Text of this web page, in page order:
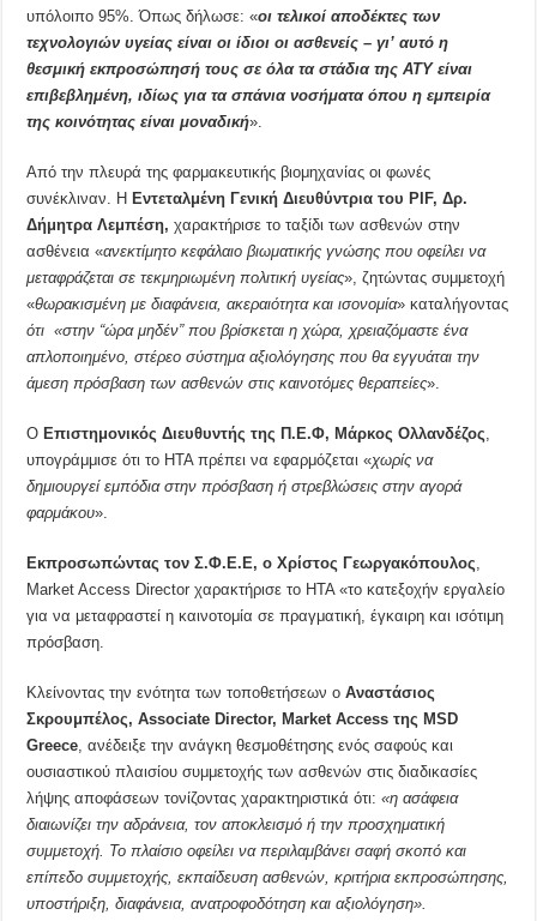
υπόλοιπο 95%. Όπως δήλωσε: «οι τελικοί αποδέκτες των
τεχνολογιών υγείας είναι οι ίδιοι οι ασθενείς – γι’ αυτό η
θεσμική εκπροσώπησή τους σε όλα τα στάδια της ΑΤΥ είναι
επιβεβλημένη, ιδίως για τα σπάνια νοσήματα όπου η εμπειρία
της κοινότητας είναι μοναδική».
Από την πλευρά της φαρμακευτικής βιομηχανίας οι φωνές
συνέκλιναν. ΗΕντεταλμένη Γενική Διευθύντρια τουPIF, Δρ.
Δήμητρα Λεμπέση,χαρακτήρισε το ταξίδι των ασθενών στην
ασθένεια «ανεκτίμητο κεφάλαιο βιωματικής γνώσης που οφείλει να
μεταφράζεται σε τεκμηριωμένη πολιτική υγείας», ζητώντας συμμετοχή
«θωρακισμένη με διαφάνεια, ακεραιότητα και ισονομία» καταλήγοντας
ότι «στην “ώρα μηδέν” που βρίσκεται η χώρα, χρειαζόμαστε ένα
απλοποιημένο, στέρεο σύστημα αξιολόγησης που θα εγγυάται την
άμεση πρόσβαση των ασθενών στις καινοτόμες θεραπείες».
ΟΕπιστημονικός Διευθυντής της Π.Ε.Φ, Μάρκος Ολλανδέζος
υπογράμμισε ότι το HTA πρέπει να εφαρμόζεται «χωρίς να
δημιουργεί εμπόδια στην πρόσβαση ή στρεβλώσεις στην αγορά
φαρμάκου».
Εκπροσωπώντας τον Σ.Φ.Ε.Ε, ο Χρίστος Γεωργακόπουλος
Market Access Director χαρακτήρισε το HTA «το κατεξοχήν εργαλείο
για να μεταφραστεί η καινοτομία σε πραγματική, έγκαιρη και ισότιμη
πρόσβαση.
Κλείνοντας την ενότητα των τοποθετήσεων οΑναστάσιος
Σκρουμπέλος,Associate Director,Market Access τηςMSD
Greece , ανέδειξε την ανάγκη θεσμοθέτησης ενός σαφούς και
ουσιαστικού πλαισίου συμμετοχής των ασθενών στις διαδικασίες
λήψης αποφάσεων τονίζοντας χαρακτηριστικά ότι: «η ασάφεια
διαιωνίζει την αδράνεια, τον αποκλεισμό ή την προσχηματική
συμμετοχή. Το πλαίσιο οφείλει να περιλαμβάνει σαφή σκοπό και
επίπεδο συμμετοχής, εκπαίδευση ασθενών, κριτήρια εκπροσώπησης,
υποστήριξη, διαφάνεια, ανατροφοδότηση και αξιολόγηση».